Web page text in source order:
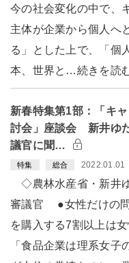
今の社会変化の中で、
主体が企業から個人へ
る」とした上で、「個
本、世界と…続きを読
新春特集第1部：「キ
討会」座談会 新井ゆ
議官に聞…
特集 総合 2022.01.01
◇農林水産省・新井
審議官 ●女性だけの
を購入する7割以上は女
「食品企業は理系女子